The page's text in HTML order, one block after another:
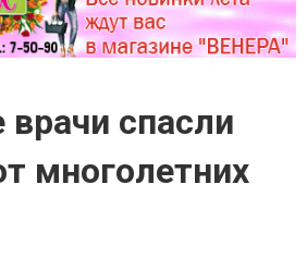
спасли
многолетних